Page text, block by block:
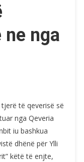
ne nga
të qeverisë së
nga Qeveria
iu bashkua
dhënë për Ylli
këtë të enjte,